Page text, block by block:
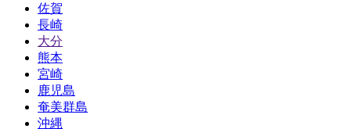
佐賀
長崎
大分
熊本
宮崎
鹿児島
奄美群島
沖縄